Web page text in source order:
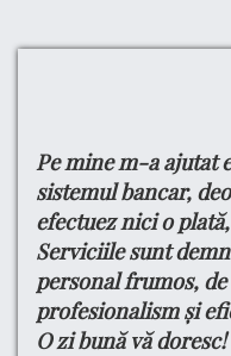
Pe mine m-a ajutat
sistemul bancar,
efectuez nici o
Serviciile sunt
personal frumos,
profesionalism și
O zi bună vă doresc!